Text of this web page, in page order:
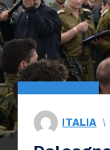
ITALIA \